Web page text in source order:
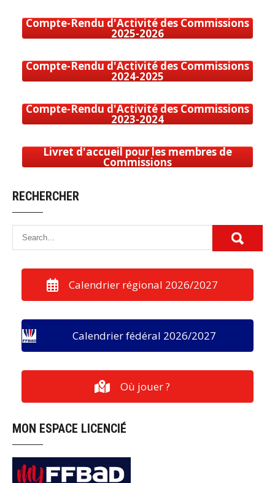
Compte-Rendu d'Activité des Commissions
2025-2026
Compte-Rendu d'Activité des Commissions
2024-2025
Compte-Rendu d'Activité des Commissions
2023-2024
Livret d'accueil pour les membres de
Commissions
RECHERCHER
Calendrier régional 2026/2027
Calendrier fédéral 2026/2027
Où jouer ?
MON ESPACE LICENCIÉ